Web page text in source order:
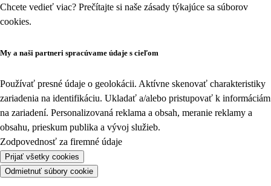
Chcete vedieť viac? Prečítajte si naše zásady týkajúce sa súborov
cookies.
My a naši partneri spracúvame údaje s cieľom
Používať presné údaje o geolokácii. Aktívne skenovať charakteristiky
zariadenia na identifikáciu. Ukladať a/alebo pristupovať k informáciám
na zariadení. Personalizovaná reklama a obsah, meranie reklamy a
obsahu, prieskum publika a vývoj služieb.
Zodpovednosť za firemné údaje
Prijať všetky cookies
Odmietnuť súbory cookie